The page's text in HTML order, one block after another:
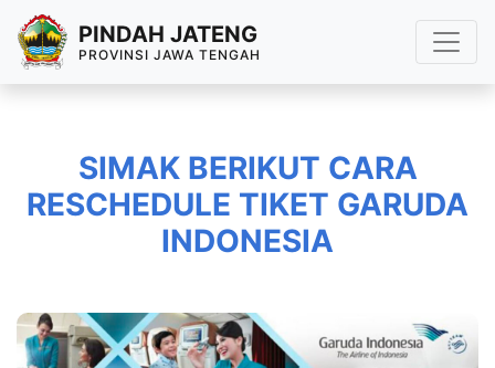
PINDAH JATENG
PROVINSI JAWA TENGAH
SIMAK BERIKUT CARA
RESCHEDULE TIKET GARUDA
INDONESIA